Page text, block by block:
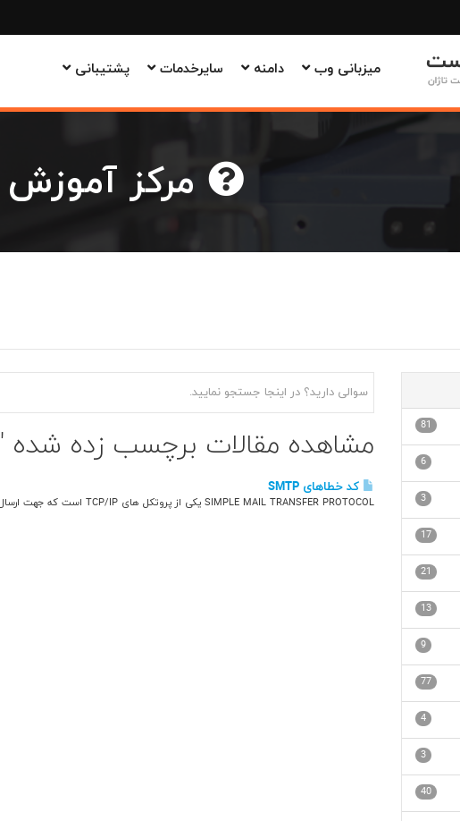
پشتیبانی سایرخدمات دامنه میزبانی وب
81
6
3
17
21
13
9
77
4
3
40
مشاهده مقالات برچسب زده شده 'SMTP Errors'
کد خطاهای SMTP
SIMPLE MAIL TRANSFER PROTOCOL یکی از پروتکل های TCP/IP است که جهت ارسال ایمیل از آن استفاده می...